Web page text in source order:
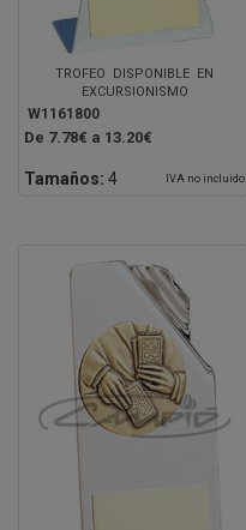
TROFEO DISPONIBLE EN
EXCURSIONISMO
W1161800
De 7.78€ a 13.20€
Tamaños: 4 IVA no incluido